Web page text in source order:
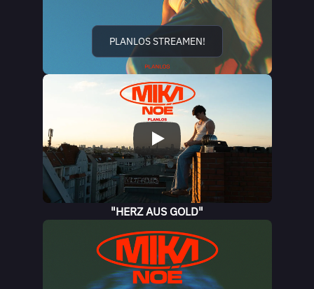
PLANLOS STREAMEN!
"HERZ AUS GOLD"